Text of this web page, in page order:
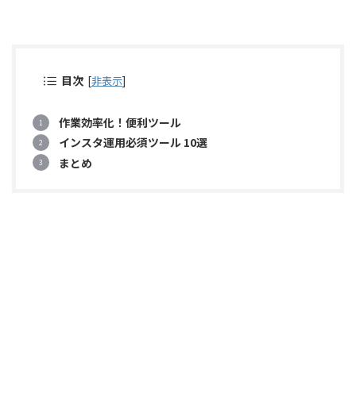
目次 [非表示]
作業効率化！便利ツール
インスタ運用必須ツール 10選
まとめ